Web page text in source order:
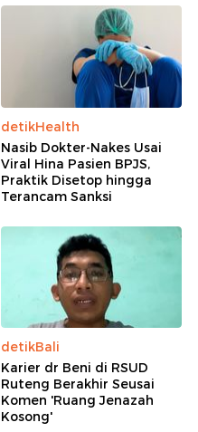
detikHealth
Nasib Dokter-Nakes Usai
Viral Hina Pasien BPJS,
Praktik Disetop hingga
Terancam Sanksi
detikBali
Karier dr Beni di RSUD
Ruteng Berakhir Seusai
Komen 'Ruang Jenazah
Kosong'